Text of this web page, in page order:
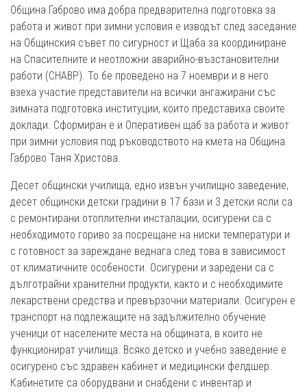
Община Габрово има добра предварителна подготовка за
работа и живот при зимни условия е изводът след заседание
на Общинския съвет по сигурност и Щаба за координиране
на Спасителните и неотложни аварийно-възстановителни
работи (СНАВР). То бе проведено на 7 ноември и в него
взеха участие представители на всички ангажирани със
зимната подготовка институции, които представиха своите
доклади. Сформиран е и Оперативен щаб за работа и живот
при зимни условия под ръководството на кмета на Община
Габрово Таня Христова.
Десет общински училища, едно извън училищно заведение,
десет общински детски градини в 17 бази и 3 детски ясли са
с ремонтирани отоплителни инсталации, осигурени са с
необходимото гориво за посрещане на ниски температури и
с готовност за зареждане веднага след това в зависимост
от климатичните особености. Осигурени и заредени са с
дълготрайни хранителни продукти, както и с необходимите
лекарствени средства и превързочни материали. Осигурен е
транспорт на подлежащите на задължително обучение
ученици от населените места на общината, в които не
функционират училища. Всяко детско и учебно заведение е
осигурено със здравен кабинет и медицински фелдшер.
Кабинетите са оборудвани и снабдени с инвентар и